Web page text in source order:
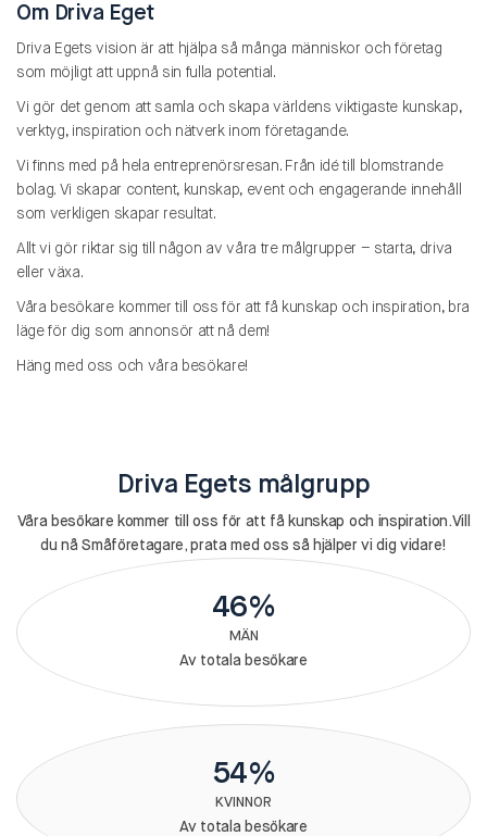
Om Driva Eget
Driva Egets vision är att hjälpa så många människor och företag
som möjligt att uppnå sin fulla potential.
Vi gör det genom att samla och skapa världens viktigaste kunskap,
verktyg, inspiration och nätverk inom företagande.
Vi finns med på hela entreprenörsresan. Från idé till blomstrande
bolag. Vi skapar content, kunskap, event och engagerande innehåll
som verkligen skapar resultat.
Allt vi gör riktar sig till någon av våra tre målgrupper – starta, driva
eller växa.
Våra besökare kommer till oss för att få kunskap och inspiration, bra
läge för dig som annonsör att nå dem!
Häng med oss och våra besökare!
Driva Egets målgrupp
Våra besökare kommer till oss för att få kunskap och inspiration.Vill
du nå Småföretagare, prata med oss så hjälper vi dig vidare!
46%
MÄN
Av totala besökare
54%
KVINNOR
Av totala besökare